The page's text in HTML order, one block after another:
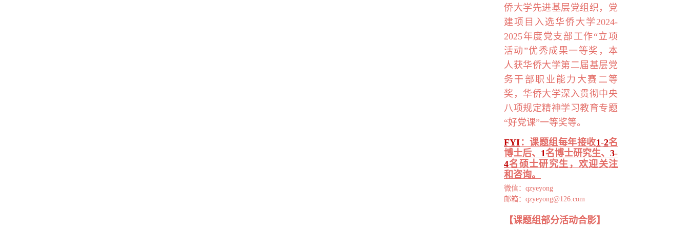
侨大学先进基层党组织，党
建项目入选华侨大学2024-
2025年度党支部工作“立项
活动”优秀成果一等奖，本
人获华侨大学第二届基层党
务干部职业能力大赛二等
奖，华侨大学深入贯彻中央
八项规定精神学习教育专题
“好党课”一等奖等。
FYI ： 课题组每年接收1-2名
博士后、 1名博士研究生、 3-
4名硕士研究生，欢迎关注
和咨询。
微信： qzyeyong
邮箱： qzyeyong@126.com
【课题组部分活动合影】